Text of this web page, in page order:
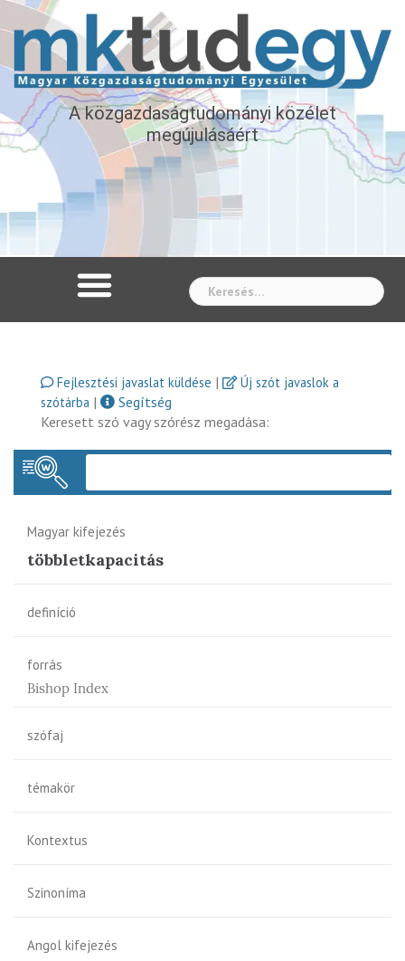
A közgazdaságtudományi közélet
megújulásáért
Fejlesztési javaslat küldése |
Új szót javaslok a
szótárba |
Segítség
Keresett szó vagy szórész megadása:
Magyar kifejezés
többletkapacitás
definíció
forrás
Bishop Index
szófaj
témakör
Kontextus
Szinoníma
Angol kifejezés